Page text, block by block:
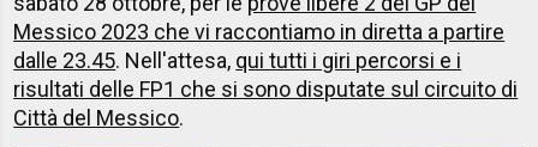
Messico 2023 che vi raccontiamo in diretta a partire
dalle 23.45. Nell'attesa, qui tutti i giri percorsi e i
risultati delle FP1 che si sono disputate sul circuito di
Città del Messico.